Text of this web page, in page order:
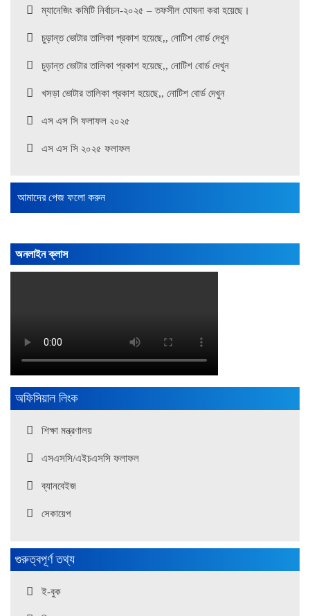
খসড়া ভোটার তালিকা প্রকাশ হয়েছে
নিয়মিত ম্যানেজ্যিং ২০২৪ গঠনের লক্ষ্যে দাতার বিজ্ঞপ্তি হয়েছে নোটিশ বোর্ড
দেখুন।
আমাদের পেজ ফলো করুন
অনলাইন ক্লাস
অফিসিয়াল লিংক
শিক্ষা মন্ত্রণালয়
এসএসসি/এইচএসসি ফলাফল
ব্যানবেইজ
সেকায়েপ
গুরুত্বপূর্ণ তথ্য
ই-বুক